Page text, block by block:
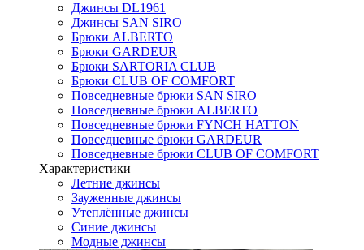
Джинсы DL1961
Джинсы SAN SIRO
Брюки ALBERTO
Брюки GARDEUR
Брюки SARTORIA CLUB
Брюки CLUB OF COMFORT
Повседневные брюки SAN SIRO
Повседневные брюки ALBERTO
Повседневные брюки FYNCH HATTON
Повседневные брюки GARDEUR
Повседневные брюки CLUB OF COMFORT
Характеристики
Летние джинсы
Зауженные джинсы
Утеплённые джинсы
Синие джинсы
Модные джинсы